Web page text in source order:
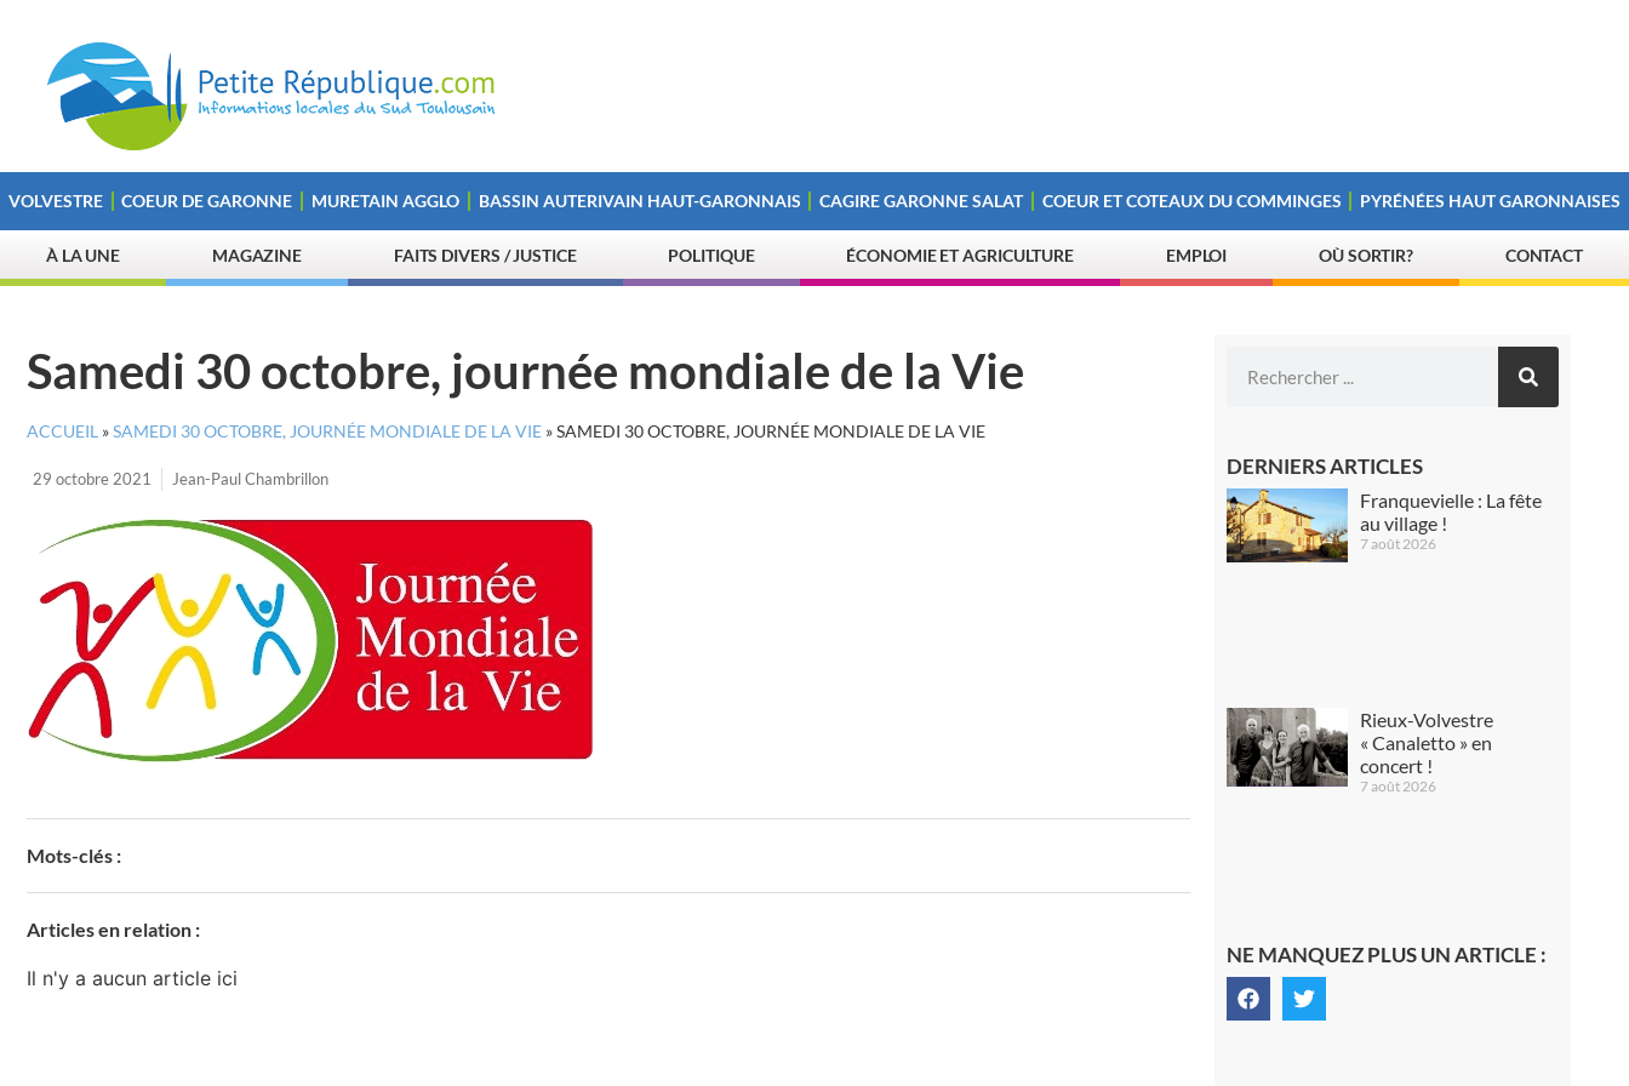
VOLVESTRE COEUR DE GARONNE MURETAIN AGGLO BASSIN AUTERIVAIN HAUT-GARONNAIS CAGIRE GARONNE SALAT COEUR ET COTEAUX DU COMMINGES PYRÉNÉES HAUT GARONNAISES
À LA UNE MAGAZINE FAITS DIVERS / JUSTICE POLITIQUE ÉCONOMIE ET AGRICULTURE EMPLOI OÙ SORTIR? CONTACT
Samedi 30 octobre, journée mondiale de la Vie
ACCUEIL »SAMEDI 30 OCTOBRE, JOURNÉE MONDIALE DE LA VIE »SAMEDI 30 OCTOBRE, JOURNÉE MONDIALE DE LA VIE
29 octobre 2021 Jean-Paul Chambrillon
Mots-clés :
Articles en relation :
Il n'y a aucun article ici
DERNIERS ARTICLES
Franquevielle : La fête
au village !
7 août 2026
Rieux-Volvestre
« Canaletto » en
concert !
7 août 2026
NE MANQUEZ PLUS UN ARTICLE :